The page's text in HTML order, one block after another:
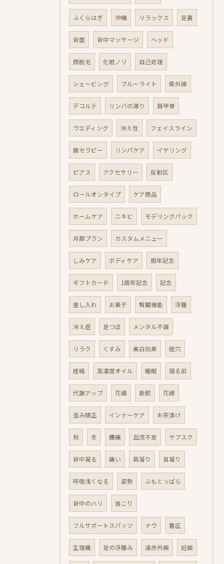
ふくらはぎ 沖縄 リラックス 足裏
背面 背中マッサージ ヘッド
顔脱毛 化粧ノリ 自己処理
シェービング ブルーライト 紫外線
デコルテ リンパの滞り 肩甲骨
ウエディング 冷え性 フェイスライン
腸セラピー リンパケア イヤリング
ピアス アクセサリー 反射区
ロールオンタイプ ケア商品
ホームケア ニキビ モデリングパック
月額プラン カスタムメニュー
しみケア ボディケア 周年記念
ギフトカード 1周年記念 記念
差し入れ お菓子 腎臓機能 浮腫
冷え症 足つぼ メンタル不調
リラク くすみ 美白効果 経穴
経絡 高濃度オイル 睡眠 寝る前
代謝アップ 花婿 新郎 花嫁
歪み矯正 インナーケア お茶漬け
秋 冬 腰痛 血流不足 サブスク
背中凝る 痛い 肩凝り 首凝り
呼吸浅くなる 姿勢 ふもとっぱら
背中のハリ 首こり
フルサポートスパッツ ナウ 着圧
生理痛 足の浮腫み 遠赤外線 妊娠